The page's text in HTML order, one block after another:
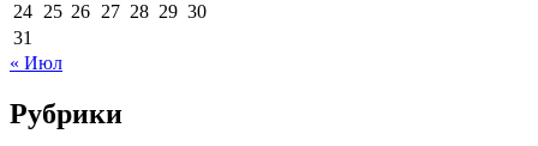
24 25 26 27 28 29 30
31
« Июл
Рубрики